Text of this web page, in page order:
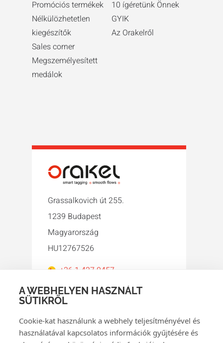
A WEBHELYEN HASZNÁLT
SÜTIKRŐL
Cookie-kat használunk a webhely teljesítményével és
használatával kapcsolatos információk gyűjtésére és
Promóciós termékek
Nélkülözhetetlen
kiegészítők
Sales corner
Megszemélyesített
medálok
10 ígéretünk Önnek
GYIK
Az Orakelről
Grassalkovich út 255.
1239 Budapest
Magyarország
HU12767526
+36 1 427 0457